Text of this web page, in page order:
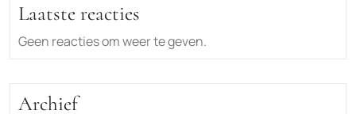
Laatste reacties
Geen reacties om weer te geven.
Archief